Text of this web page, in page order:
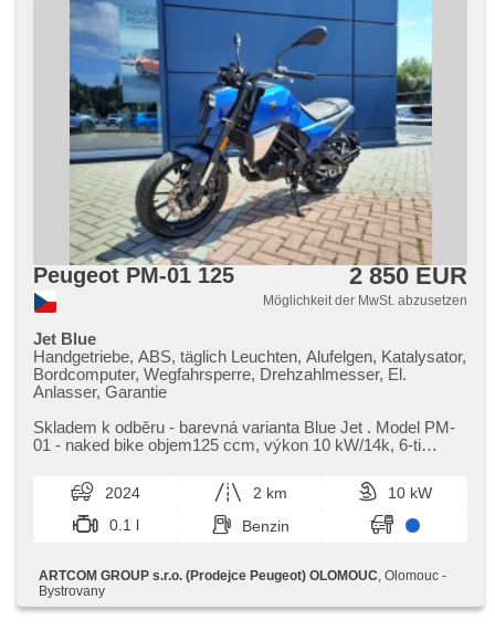
Peugeot PM-01 125 2 850 EUR
Möglichkeit der MwSt. abzusetzen
Jet Blue
Handgetriebe, ABS, täglich Leuchten, Alufelgen, Katalysator,
Bordcomputer, Wegfahrsperre, Drehzahlmesser, El.
Anlasser, Garantie
Skladem k odběru ​- barevná varianta Blue Jet . Model PM​-
01 ​- naked bike objem125 ccm,​ výkon 10 kW/14k,​ 6​-ti
2024 2 km
10 kW
0.1 l
Benzin
ARTCOM GROUP s.r.o. (Prodejce Peugeot) OLOMOUC , Olomouc -
Bystrovany